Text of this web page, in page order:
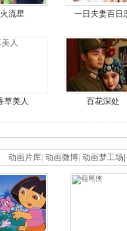
火流星 一日夫妻百日
草美人 百花深处
动画片库 动画微博 动画梦工场